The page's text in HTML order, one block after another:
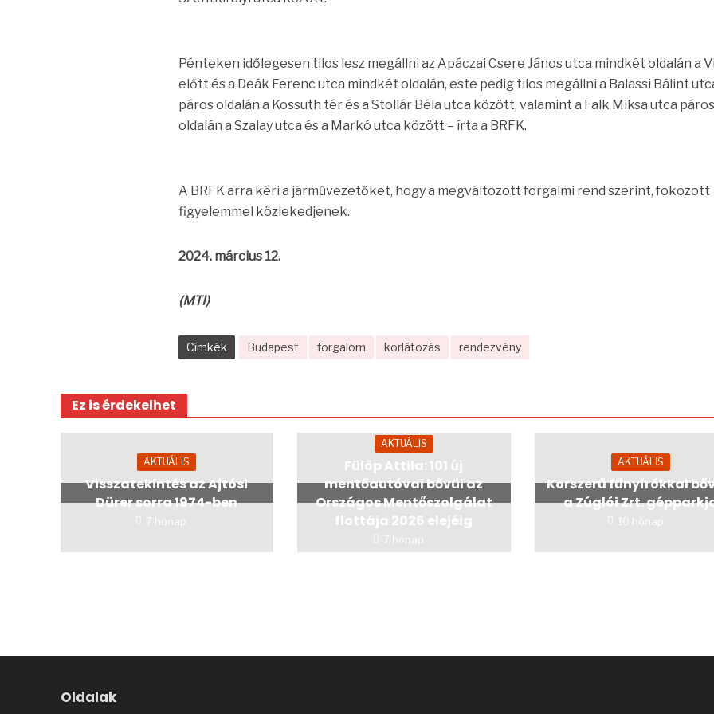
Pénteken időlegesen tilos lesz megállni az Apáczai Csere János utca mindkét oldalán a
előtt és a Deák Ferenc utca mindkét oldalán, este pedig tilos megállni a Balassi Bálint
páros oldalán a Kossuth tér és a Stollár Béla utca között, valamint a Falk Miksa utca páros
oldalán a Szalay utca és a Markó utca között – írta a BRFK.
A BRFK arra kéri a járművezetőket, hogy a megváltozott forgalmi rend szerint, fokozott
figyelemmel közlekedjenek.
2024. március 12.
(MTI)
Címkék Budapest forgalom korlátozás rendezvény
Ez is érdekelhet
AKTUÁLIS
Visszatekintés az Ajtósi
Dürer sorra 1974-ben
7 hónap
AKTUÁLIS
Fülöp Attila: 101 új
mentőautóval bővül az
Országos Mentőszolgálat
flottája 2026 elejéig
7 hónap
AKTUÁLIS
Korszerű fűnyírókkal
a Zúglói Zrt.
10 hónap
Oldalak